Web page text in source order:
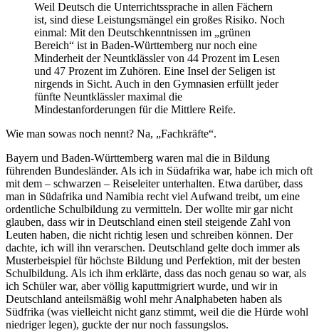
Weil Deutsch die Unterrichtssprache in allen Fächern
ist, sind diese Leistungsmängel ein großes Risiko. Noch
einmal: Mit den Deutschkenntnissen im „grünen
Bereich“ ist in Baden-Württemberg nur noch eine
Minderheit der Neuntklässler von 44 Prozent im Lesen
und 47 Prozent im Zuhören. Eine Insel der Seligen ist
nirgends in Sicht. Auch in den Gymnasien erfüllt jeder
fünfte Neuntklässler maximal die
Mindestanforderungen für die Mittlere Reife.
Wie man sowas noch nennt? Na, „Fachkräfte“.
Bayern und Baden-Württemberg waren mal die in Bildung
führenden Bundesländer. Als ich in Südafrika war, habe ich mich oft
mit dem – schwarzen – Reiseleiter unterhalten. Etwa darüber, dass
man in Südafrika und Namibia recht viel Aufwand treibt, um eine
ordentliche Schulbildung zu vermitteln. Der wollte mir gar nicht
glauben, dass wir in Deutschland einen steil steigende Zahl von
Leuten haben, die nicht richtig lesen und schreiben können. Der
dachte, ich will ihn verarschen. Deutschland gelte doch immer als
Musterbeispiel für höchste Bildung und Perfektion, mit der besten
Schulbildung. Als ich ihm erklärte, dass das noch genau so war, als
ich Schüler war, aber völlig kaputtmigriert wurde, und wir in
Deutschland anteilsmäßig wohl mehr Analphabeten haben als
Südfrika (was vielleicht nicht ganz stimmt, weil die die Hürde wohl
niedriger legen), guckte der nur noch fassungslos.